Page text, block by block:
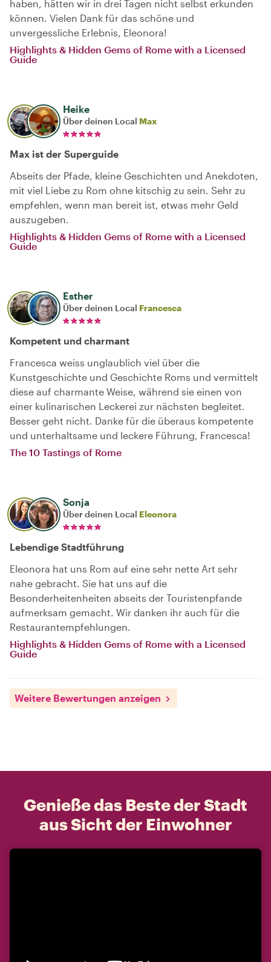
haben, hätten wir in drei Tagen nicht selbst erkunden
können. Vielen Dank für das schöne und
unvergessliche Erlebnis, Eleonora!
Highlights & Hidden Gems of Rome with a Licensed
Guide
Heike
Über deinen Local Max
Max ist der Superguide
Abseits der Pfade, kleine Geschichten und Anekdoten,
mit viel Liebe zu Rom ohne kitschig zu sein. Sehr zu
empfehlen, wenn man bereit ist, etwas mehr Geld
auszugeben.
Highlights & Hidden Gems of Rome with a Licensed
Guide
Esther
Über deinen Local Francesca
Kompetent und charmant
Francesca weiss unglaublich viel über die
Kunstgeschichte und Geschichte Roms und vermittelt
diese auf charmante Weise, während sie einen von
einer kulinarischen Leckerei zur nächsten begleitet.
Besser geht nicht. Danke für die überaus kompetente
und unterhaltsame und leckere Führung, Francesca!
The 10 Tastings of Rome
Sonja
Über deinen Local Eleonora
Lebendige Stadtführung
Eleonora hat uns Rom auf eine sehr nette Art sehr
nahe gebracht. Sie hat uns auf die
Besonderheitenheiten abseits der Touristenpfande
aufmerksam gemacht. Wir danken ihr auch für die
Restaurantempfehlungen.
Highlights & Hidden Gems of Rome with a Licensed
Guide
Weitere Bewertungen anzeigen
Genieße das Beste der Stadt
aus Sicht der Einwohner